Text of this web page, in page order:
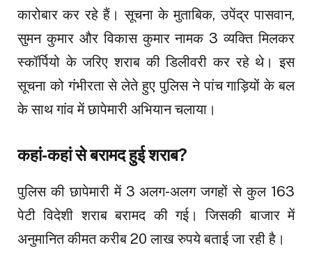
कारोबार कर रहे हैं। सूचना के मुताबिक, उपेंद्र पासवान,
सुमन कुमार और विकास कुमार नामक 3 व्यक्ति मिलकर
स्कॉर्पियो के जरिए शराब की डिलीवरी कर रहे थे। इस
सूचना को गंभीरता से लेते हुए पुलिस ने पांच गाड़ियों के बल
के साथ गांव में छापेमारी अभियान चलाया।
कहां-कहां से बरामद हुई शराब?
पुलिस की छापेमारी में 3 अलग-अलग जगहों से कुल 163
पेटी विदेशी शराब बरामद की गई। जिसकी बाजार में
अनुमानित कीमत करीब 20 लाख रुपये बताई जा रही है।